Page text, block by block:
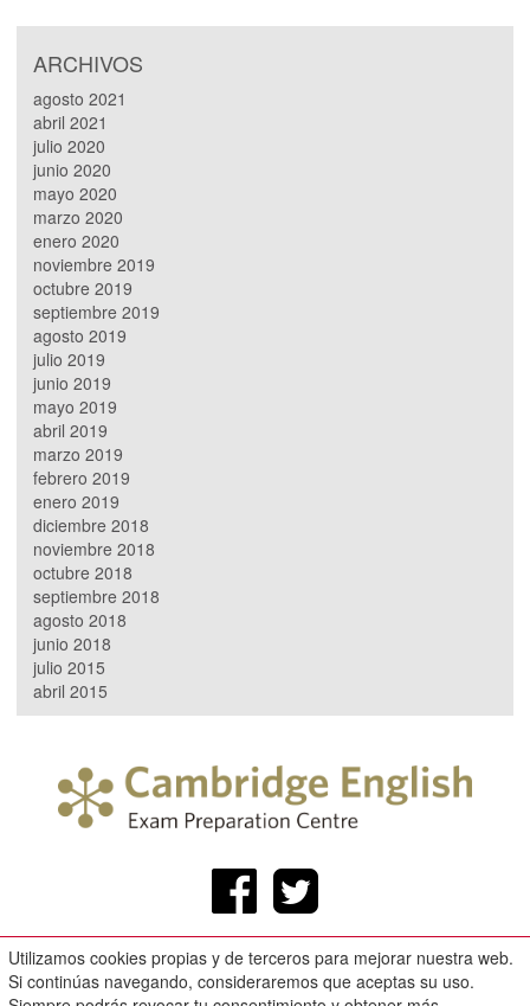
ARCHIVOS
agosto 2021
abril 2021
julio 2020
junio 2020
mayo 2020
marzo 2020
enero 2020
noviembre 2019
octubre 2019
septiembre 2019
agosto 2019
julio 2019
junio 2019
mayo 2019
abril 2019
marzo 2019
febrero 2019
enero 2019
diciembre 2018
noviembre 2018
octubre 2018
septiembre 2018
agosto 2018
junio 2018
julio 2015
abril 2015
Callejón de los Naranjos, 3 Bajo. Loja.
Aviso legal
Utilizamos cookies propias y de terceros para mejorar nuestra web.
Si continúas navegando, consideraremos que aceptas su uso.